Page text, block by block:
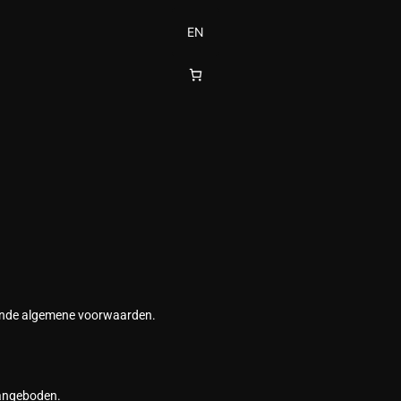
EN
algemene voorwaarden.